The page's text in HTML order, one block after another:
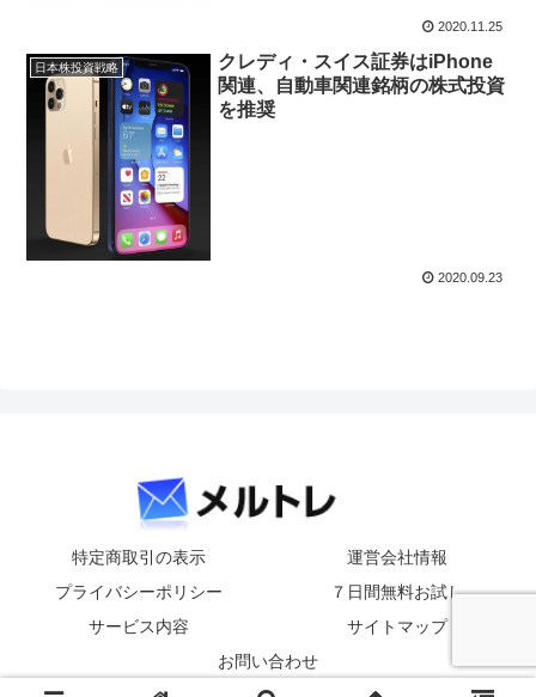
2020.11.25
日本株投資戦略
クレディ・スイス証券はiPhone
関連、自動車関連銘柄の株式投資
を推奨
2020.09.23
特定商取引の表示
運営会社情報
プライバシーポリシー
７日間無料お試し
サービス内容
サイトマップ
お問い合わせ